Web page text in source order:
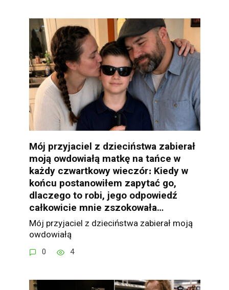
Mój przyjaciel z dzieciństwa zabierał
moją owdowiałą matkę na tańce w
każdy czwartkowy wieczór։ Kiedy w
końcu postanowiłem zapytać go,
dlaczego to robi, jego odpowiedź
całkowicie mnie zszokowała…
Mój przyjaciel z dzieciństwa zabierał moją
owdowiałą
0 4